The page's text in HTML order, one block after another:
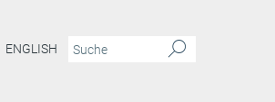
ENGLISH